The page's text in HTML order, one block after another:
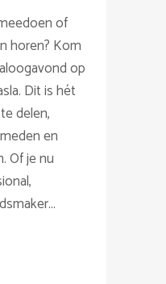
of
horen? Kom
op
Dit is hét
delen,
en
Of je nu